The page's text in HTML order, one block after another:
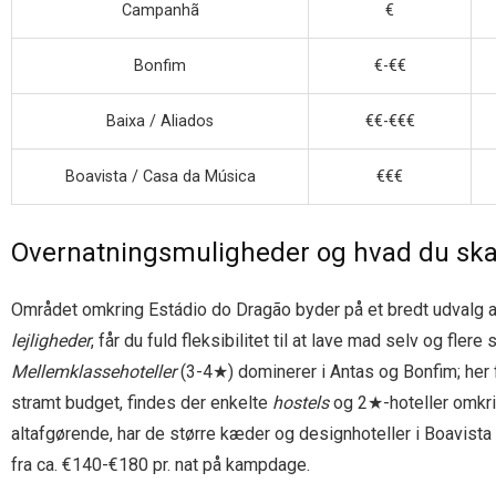
Campanhã €
Bonfim €-€€
Baixa / Aliados €€-€€€
Boavista / Casa da Música €€€
Overnatningsmuligheder og hvad du
Området omkring Estádio do Dragão byder på et bredt
lejligheder, får du fuld fleksibilitet til at lave mad selv og flere
Mellemklassehoteller(3-4★) dominerer i Antas og Bonfim; her
stramt budget, findes der enkelte hostelsog 2★-hoteller
altafgørende, har de større kæder og designhoteller i
fra ca. €140-€180 pr. nat på kampdage.